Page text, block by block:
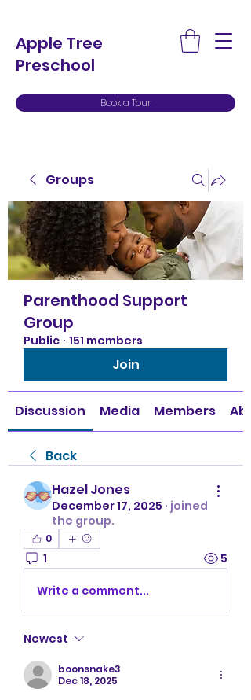
Apple Tree
Preschool
Book a Tour
Groups
Parenthood Support
Group
Public · 151 members
Join
Discussion Media Members
Back
Hazel Jones
December 17, 2025 · joined
the group.
0
1 5
Write a comment...
Newest
boonsnake3
Dec 18, 2025